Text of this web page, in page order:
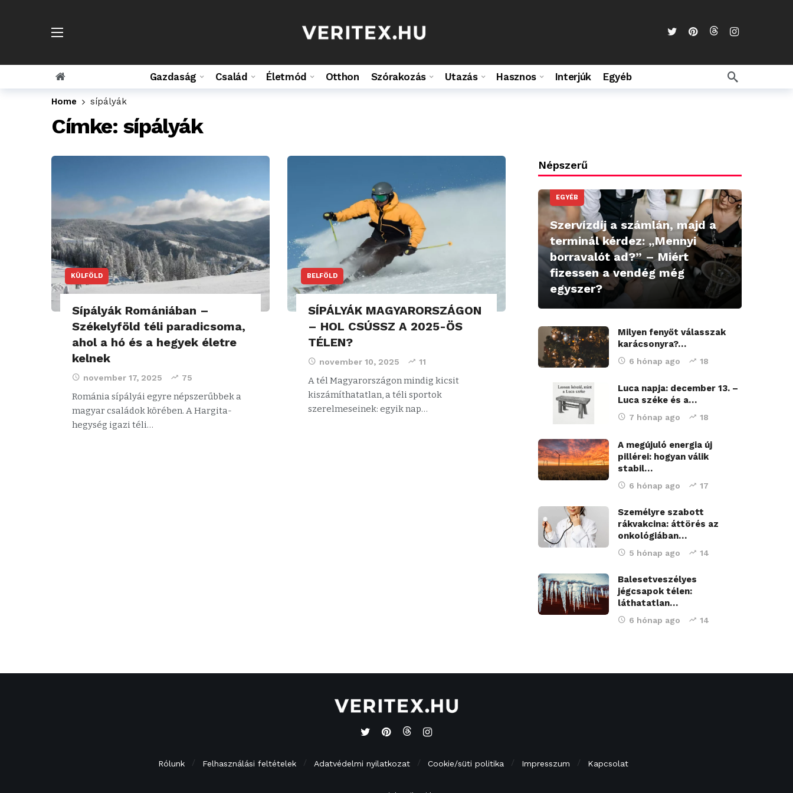
Gazdaság Család Életmód Otthon Szórakozás Utazás Hasznos Interjúk Egyéb
Home sípályák
Címke: sípályák
KÜLFÖLD
Sípályák Romániában –
Székelyföld téli paradicsoma,
ahol a hó és a hegyek életre
kelnek
november 17, 2025 75
Románia sípályái egyre népszerűbbek a
magyar családok körében. A Hargita-
hegység igazi téli…
BELFÖLD
SÍPÁLYÁK MAGYARORSZÁGON
– HOL CSÚSSZ A 2025-ÖS
TÉLEN?
november 10, 2025 11
A tél Magyarországon mindig kicsit
kiszámíthatatlan, a téli sportok
szerelmeseinek: egyik nap…
Népszerű
EGYÉB
Szervízdíj a számlán, majd a
terminál kérdez: „Mennyi
borravalót ad?” – Miért
fizessen a vendég még
egyszer?
Milyen fenyőt válasszak
karácsonyra?…
6 hónap ago 18
Luca napja: december 13. –
Luca széke és a…
7 hónap ago 18
A megújuló energia új
pillérei: hogyan válik
stabil…
6 hónap ago 17
Személyre szabott
rákvakcina: áttörés az
onkológiában…
5 hónap ago 14
Balesetveszélyes
jégcsapok télen:
láthatatlan…
6 hónap ago 14
Rólunk Felhasználási feltételek Adatvédelmi nyilatkozat Cookie/süti politika Impresszum Kapcsolat